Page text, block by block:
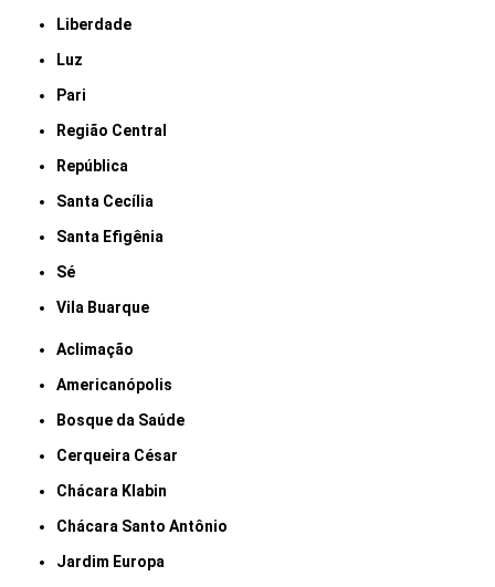
Liberdade
Luz
Pari
Região Central
República
Santa Cecília
Santa Efigênia
Sé
Vila Buarque
Aclimação
Americanópolis
Bosque da Saúde
Cerqueira César
Chácara Klabin
Chácara Santo Antônio
Jardim Europa